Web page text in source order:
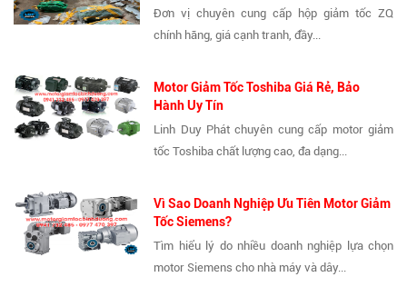
Đơn vị chuyên cung cấp hộp giảm tốc ZQ
chính hãng, giá cạnh tranh, đầy...
Motor Giảm Tốc Toshiba Giá Rẻ, Bảo
Hành Uy Tín
Linh Duy Phát chuyên cung cấp motor giảm
tốc Toshiba chất lượng cao, đa dạng...
Vì Sao Doanh Nghiệp Ưu Tiên Motor Giảm
Tốc Siemens?
Tìm hiểu lý do nhiều doanh nghiệp lựa chọn
motor Siemens cho nhà máy và dây...